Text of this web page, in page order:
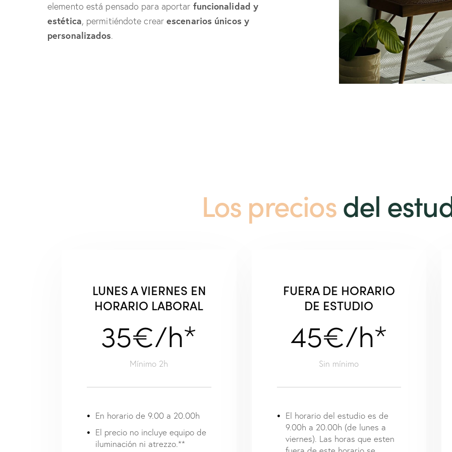
elemento está pensado para aportar funcionalidad y
estética, permitiéndote crearescenarios únicos y
personalizados.
Los preciosdel
LUNES A VIERNES EN
HORARIO LABORAL
35€/h*
Mínimo 2h
En horario de 9.00 a 20.00h
El precio no incluye equipo de
iluminación ni atrezzo.**
FUERA DE HORARIO
DE ESTUDIO
45€/h*
Sin mínimo
El horario del estudio es de
9.00h a 20.00h (de lunes a
viernes). Las horas que esten